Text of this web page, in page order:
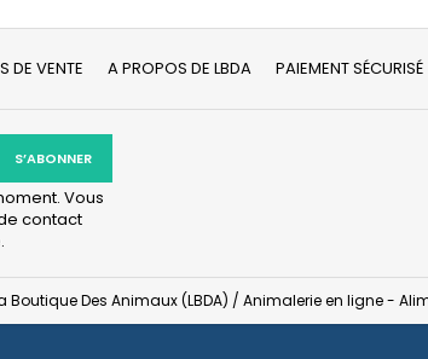
DE VENTE A PROPOS DE LBDA PAIEMENT SÉCURISÉ
Vous
contact
Boutique Des Animaux (LBDA) / Animalerie en ligne -